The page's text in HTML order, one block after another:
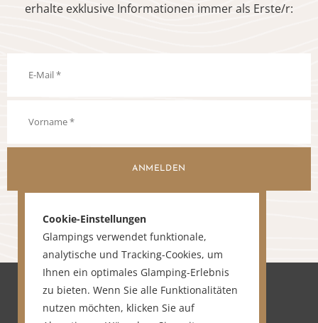
erhalte exklusive Informationen immer als Erste/r:
ANMELDEN
Cookie-Einstellungen
Glampings verwendet funktionale,
analytische und Tracking-Cookies, um
Ihnen ein optimales Glamping-Erlebnis
zu bieten. Wenn Sie alle Funktionalitäten
nutzen möchten, klicken Sie auf